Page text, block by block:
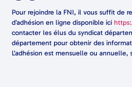
Pour rejoindre la FNI, il vous suffit de
d’adhésion en ligne disponible ici
contacter les élus du syndicat
département pour obtenir des
L'adhésion est mensuelle ou annuelle,